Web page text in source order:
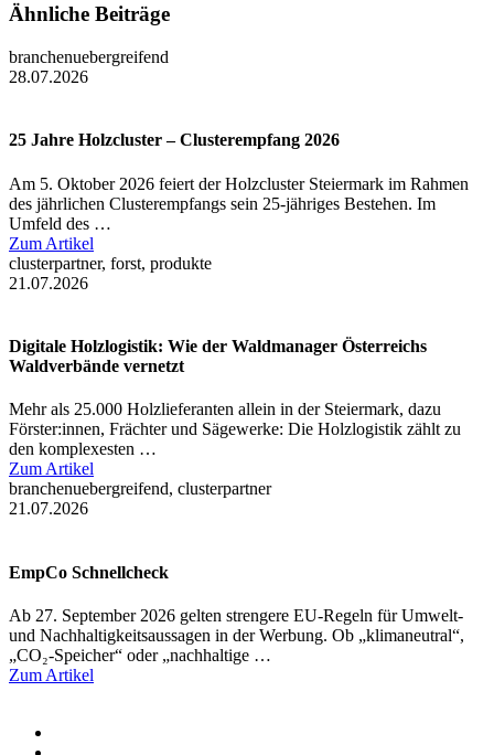
Ähnliche Beiträge
branchenuebergreifend
28.07.2026
25 Jahre Holzcluster – Clusterempfang 2026
Am 5. Oktober 2026 feiert der Holzcluster Steiermark im Rahmen
des jährlichen Clusterempfangs sein 25-jähriges Bestehen. Im
Umfeld des …
Zum Artikel
clusterpartner, forst, produkte
21.07.2026
Digitale Holzlogistik: Wie der Waldmanager Österreichs
Waldverbände vernetzt
Mehr als 25.000 Holzlieferanten allein in der Steiermark, dazu
Förster:innen, Frächter und Sägewerke: Die Holzlogistik zählt zu
den komplexesten …
Zum Artikel
branchenuebergreifend, clusterpartner
21.07.2026
EmpCo Schnellcheck
Ab 27. September 2026 gelten strengere EU-Regeln für Umwelt-
und Nachhaltigkeitsaussagen in der Werbung. Ob „klimaneutral“,
„CO₂-Speicher“ oder „nachhaltige …
Zum Artikel